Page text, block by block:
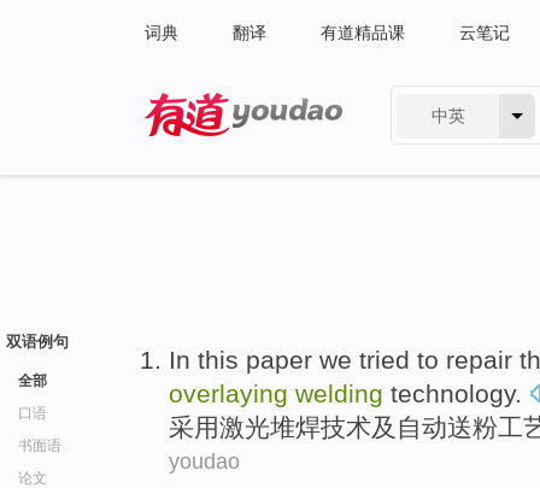
词典 翻译 有道精品课 云笔记
中英
双语例句
全部
口语
书面语
论文
In this paper we tried to repair
overlaying welding technology.
采用激光堆焊技术及自动送粉工
youdao